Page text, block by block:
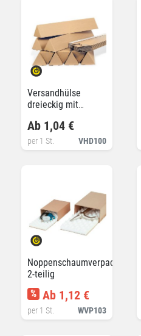
Versandhülse
dreieckig mit
VHD100
Ab 1,04 €
per 1 St.
Noppenschaumverpackung,
2-teilig
WVP103
% Ab 1,12 €
per 1 St.